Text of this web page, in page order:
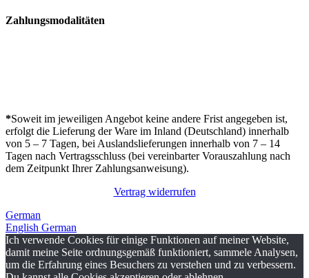
Zahlungsmodalitäten
*Soweit im jeweiligen Angebot keine andere Frist angegeben ist,
erfolgt die Lieferung der Ware im Inland (Deutschland) innerhalb
von 5 – 7 Tagen, bei Auslandslieferungen innerhalb von 7 – 14
Tagen nach Vertragsschluss (bei vereinbarter Vorauszahlung nach
dem Zeitpunkt Ihrer Zahlungsanweisung).
Vertrag widerrufen
German
English German
Ich verwende Cookies für einige Funktionen auf meiner Website,
damit meine Seite ordnungsgemäß funktioniert, sammele Analysen,
um die Erfahrung eines Besuchers zu verstehen und zu verbessern.